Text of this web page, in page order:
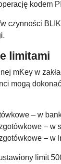
kodem
czynności
limitami
mKey w
mogą
– w
– w
– w
limit